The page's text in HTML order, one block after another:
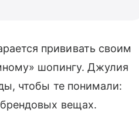
прививать своим
шопингу. Джулия
чтобы те понимали:
вещах.